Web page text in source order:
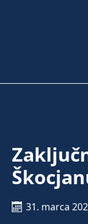
31. marca